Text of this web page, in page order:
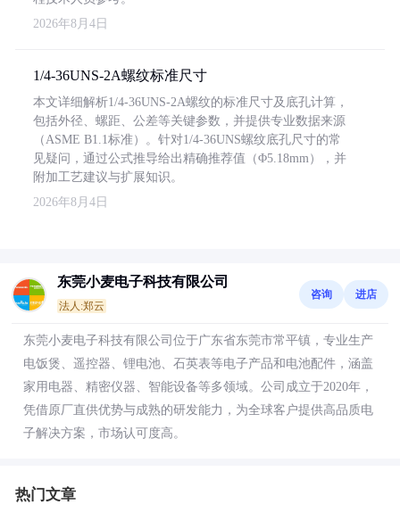
2026年8月4日
1/4-36UNS-2A螺纹标准尺寸
本文详细解析1/4-36UNS-2A螺纹的标准尺寸及底孔计算，
包括外径、螺距、公差等关键参数，并提供专业数据来源
（ASME B1.1标准）。针对1/4-36UNS螺纹底孔尺寸的常
见疑问，通过公式推导给出精确推荐值（Φ5.18mm），并
附加工艺建议与扩展知识。
2026年8月4日
东莞小麦电子科技有限公司
法人:郑云
咨询 进店
东莞小麦电子科技有限公司位于广东省东莞市常平镇，专业生产
电饭煲、遥控器、锂电池、石英表等电子产品和电池配件，涵盖
家用电器、精密仪器、智能设备等多领域。公司成立于2020年，
凭借原厂直供优势与成熟的研发能力，为全球客户提供高品质电
子解决方案，市场认可度高。
热门文章